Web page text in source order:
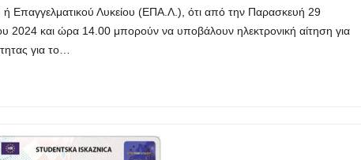
ή Επαγγελματικού Λυκείου (ΕΠΑ.Λ.), ότι από την Παρασκευή 29
2024 και ώρα 14.00 μπορούν να υποβάλουν ηλεκτρονική αίτηση για
για το…